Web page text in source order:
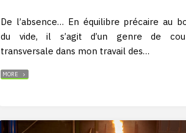
De l’absence… En équilibre précaire au
du vide, il s’agit d’un genre de
transversale dans mon travail des…
MORE "QUELQUE
CHOSE